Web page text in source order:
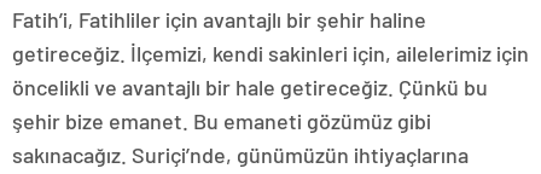
Fatih’i, Fatihliler için avantajlı bir şehir haline
getireceğiz. İlçemizi, kendi sakinleri için, ailelerimiz için
öncelikli ve avantajlı bir hale getireceğiz. Çünkü bu
şehir bize emanet. Bu emaneti gözümüz gibi
sakınacağız. Suriçi’nde, günümüzün ihtiyaçlarına